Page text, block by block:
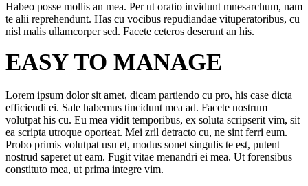
Habeo posse mollis an mea. Per ut oratio invidunt mnesarchum, nam
te alii reprehendunt. Has cu vocibus repudiandae vituperatoribus, cu
nisl malis ullamcorper sed. Facete ceteros deserunt an his.
EASY TO MANAGE
Lorem ipsum dolor sit amet, dicam partiendo cu pro, his case dicta
efficiendi ei. Sale habemus tincidunt mea ad. Facete nostrum
volutpat his cu. Eu mea vidit temporibus, ex soluta scripserit vim, sit
ea scripta utroque oporteat. Mei zril detracto cu, ne sint ferri eum.
Probo primis volutpat usu et, modus sonet singulis te est, putent
nostrud saperet ut eam. Fugit vitae menandri ei mea. Ut forensibus
constituto mea, ut prima integre vim.